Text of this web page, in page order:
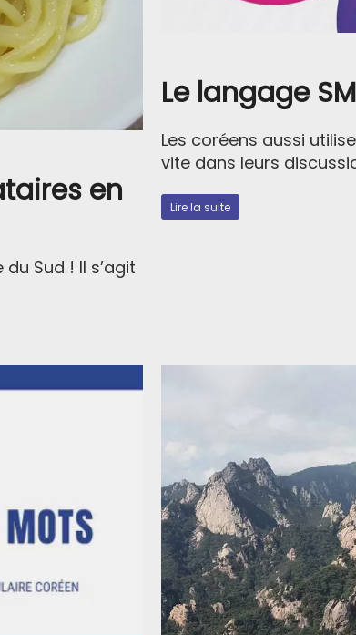
en
du Sud ! Il s’agit
Le langage
Les coréens aussi
vite dans leurs
Lire la suite
notre livreGuide de
en coréen
qui vous permettra
quelques phrases en poche !